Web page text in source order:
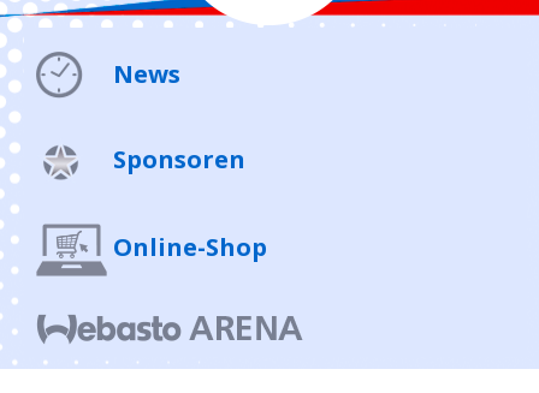
News
Sponsoren
Online-Shop